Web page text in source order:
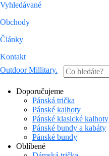
Vyhledávané
Obchody
Články
Kontakt
Outdoor Millitary.
Doporučujeme
Pánská trička
Pánské kalhoty
Pánské klasické kalhoty
Pánské bundy a kabáty
Pánské bundy
Oblíbené